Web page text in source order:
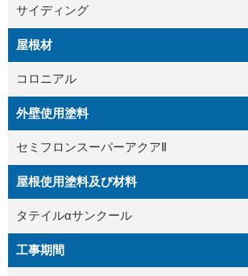
サイディング
屋根材
コロニアル
外壁使用塗料
セミフロンスーパーアクアⅡ
屋根使用塗料及び材料
タテイルαサンクール
工事期間